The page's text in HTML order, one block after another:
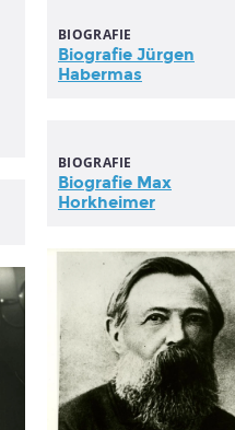
BIOGRAFIE
Biografie Jürgen
Habermas
BIOGRAFIE
Biografie Max
Horkheimer